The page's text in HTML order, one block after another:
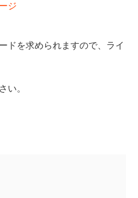
ジ
ドを求められますので、ライ
い。